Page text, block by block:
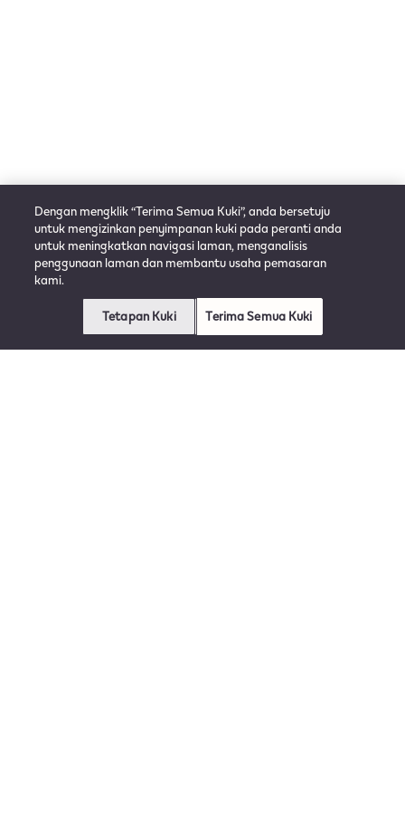
Dengan mengklik “Terima Semua Kuki”, anda bersetuju
untuk mengizinkan penyimpanan kuki pada peranti anda
untuk meningkatkan navigasi laman, menganalisis
penggunaan laman dan membantu usaha pemasaran
kami.
Tetapan Kuki
Terima Semua Kuki